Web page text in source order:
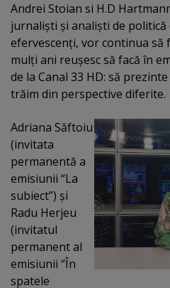
Andrei Stoian si H.D
jurnalişti şi analişti de politică
efervescenţi, vor continua să
mulţi ani reuşesc să facă în
de la Canal 33 HD: să
trăim din perspective diferite.
Adriana Săftoiu
(invitata
permanentă a
emisiunii “La
subiect”) şi
Radu Herjeu
(invitatul
permanent al
emisiunii “În
spatele